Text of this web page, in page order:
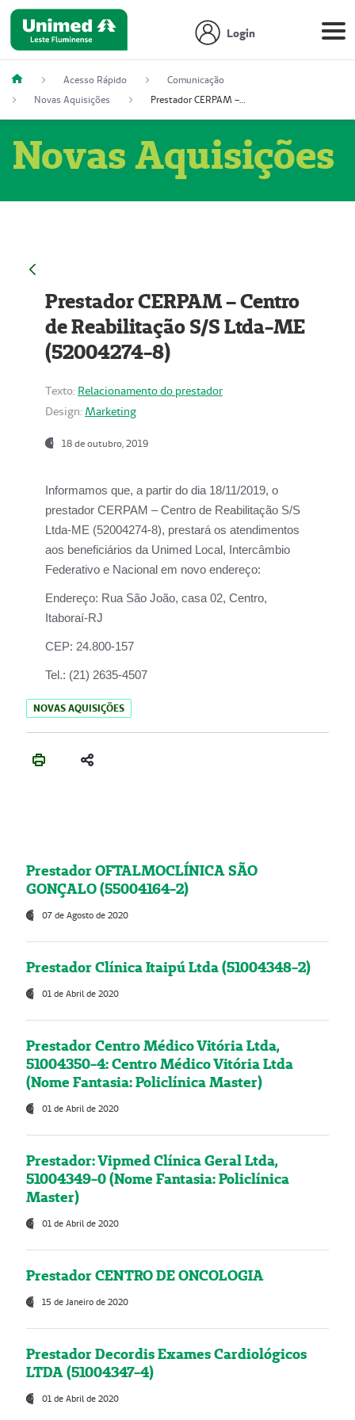
Login
Acesso Rápido
Comunicação
Novas Aquisições
Prestador CERPAM – Centro de Reabilitação S/S Ltda-ME (52004274-8)
Novas Aquisições
Prestador CERPAM – Centro
de Reabilitação S/S Ltda-ME
(52004274-8)
Texto: Relacionamento do prestador
Design: Marketing
18 de outubro, 2019
Informamos que, a partir do dia 18/11/2019, o
prestador CERPAM – Centro de Reabilitação S/S
Ltda-ME (52004274-8), prestará os atendimentos
aos beneficiários da Unimed Local, Intercâmbio
Federativo e Nacional em novo endereço:
Endereço: Rua São João, casa 02, Centro,
Itaboraí-RJ
CEP: 24.800-157
Tel.: (21) 2635-4507
NOVAS AQUISIÇÕES
Prestador OFTALMOCLÍNICA SÃO
GONÇALO (55004164-2)
07 de Agosto de 2020
Prestador Clínica Itaipú Ltda (51004348-2)
01 de Abril de 2020
Prestador Centro Médico Vitória Ltda,
51004350-4: Centro Médico Vitória Ltda
(Nome Fantasia: Policlínica Master)
01 de Abril de 2020
Prestador: Vipmed Clínica Geral Ltda,
51004349-0 (Nome Fantasia: Policlínica
Master)
01 de Abril de 2020
Prestador CENTRO DE ONCOLOGIA
15 de Janeiro de 2020
Prestador Decordis Exames Cardiológicos
LTDA (51004347-4)
01 de Abril de 2020